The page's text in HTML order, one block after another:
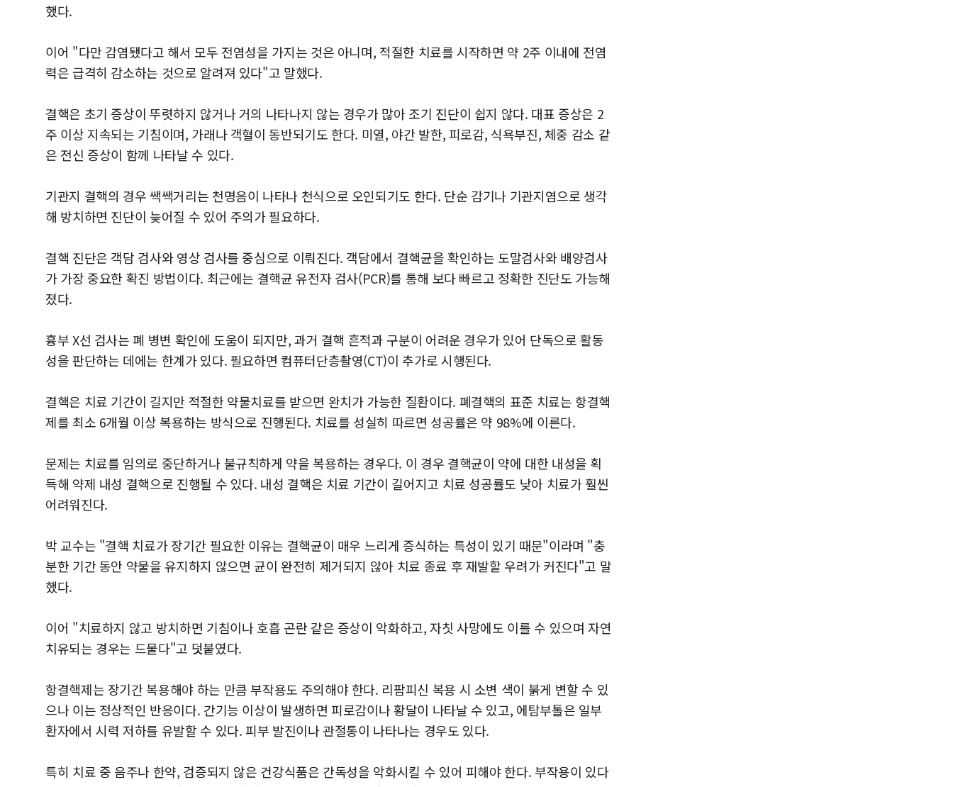
했다.
이어 "다만 감염됐다고 해서 모두 전염성을 가지는 것은 아니며, 적절한 치료를 시작하면 약 2주 이내에 전염
력은 급격히 감소하는 것으로 알려져 있다"고 말했다.
결핵은 초기 증상이 뚜렷하지 않거나 거의 나타나지 않는 경우가 많아 조기 진단이 쉽지 않다. 대표 증상은 2
주 이상 지속되는 기침이며, 가래나 객혈이 동반되기도 한다. 미열, 야간 발한, 피로감, 식욕부진, 체중 감소 같
은 전신 증상이 함께 나타날 수 있다.
기관지 결핵의 경우 쌕쌕거리는 천명음이 나타나 천식으로 오인되기도 한다. 단순 감기나 기관지염으로 생각
해 방치하면 진단이 늦어질 수 있어 주의가 필요하다.
결핵 진단은 객담 검사와 영상 검사를 중심으로 이뤄진다. 객담에서 결핵균을 확인하는 도말검사와 배양검사
가 가장 중요한 확진 방법이다. 최근에는 결핵균 유전자 검사(PCR)를 통해 보다 빠르고 정확한 진단도 가능해
졌다.
흉부 X선 검사는 폐 병변 확인에 도움이 되지만, 과거 결핵 흔적과 구분이 어려운 경우가 있어 단독으로 활동
성을 판단하는 데에는 한계가 있다. 필요하면 컴퓨터단층촬영(CT)이 추가로 시행된다.
결핵은 치료 기간이 길지만 적절한 약물치료를 받으면 완치가 가능한 질환이다. 폐결핵의 표준 치료는 항결핵
제를 최소 6개월 이상 복용하는 방식으로 진행된다. 치료를 성실히 따르면 성공률은 약 98%에 이른다.
문제는 치료를 임의로 중단하거나 불규칙하게 약을 복용하는 경우다. 이 경우 결핵균이 약에 대한 내성을 획
득해 약제 내성 결핵으로 진행될 수 있다. 내성 결핵은 치료 기간이 길어지고 치료 성공률도 낮아 치료가 훨씬
어려워진다.
박 교수는 "결핵 치료가 장기간 필요한 이유는 결핵균이 매우 느리게 증식하는 특성이 있기 때문"이라며 "충
분한 기간 동안 약물을 유지하지 않으면 균이 완전히 제거되지 않아 치료 종료 후 재발할 우려가 커진다"고 말
했다.
이어 "치료하지 않고 방치하면 기침이나 호흡 곤란 같은 증상이 악화하고, 자칫 사망에도 이를 수 있으며 자연
치유되는 경우는 드물다"고 덧붙였다.
항결핵제는 장기간 복용해야 하는 만큼 부작용도 주의해야 한다. 리팜피신 복용 시 소변 색이 붉게 변할 수 있
으나 이는 정상적인 반응이다. 간기능 이상이 발생하면 피로감이나 황달이 나타날 수 있고, 에탐부톨은 일부
환자에서 시력 저하를 유발할 수 있다. 피부 발진이나 관절통이 나타나는 경우도 있다.
특히 치료 중 음주나 한약, 검증되지 않은 건강식품은 간독성을 악화시킬 수 있어 피해야 한다. 부작용이 있다